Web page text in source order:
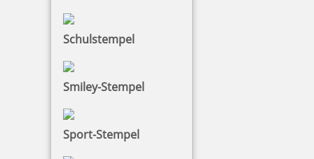
Schulstempel
Smiley-Stempel
Sport-Stempel